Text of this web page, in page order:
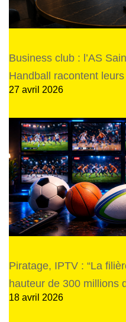
Business club : l’AS
Handball racontent
27 avril 2026
Piratage, IPTV : “La
hauteur de 300 millions
18 avril 2026